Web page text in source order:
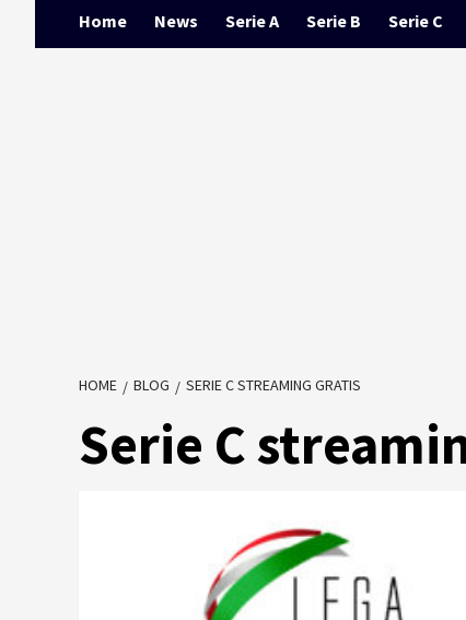
Home News Serie A Serie B Serie C
HOME BLOG SERIE C STREAMING GRATIS
Serie C